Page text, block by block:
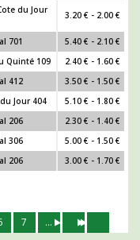
du Jour
3.20 € - 2.00 €
701
5.40 € - 2.10 €
Quinté 109
2.40 € - 1.60 €
412
3.50 € - 1.50 €
Jour 404
5.10 € - 1.80 €
206
2.30 € - 1.40 €
306
5.00 € - 1.50 €
206 3.00 € - 1.70 €
7 ...